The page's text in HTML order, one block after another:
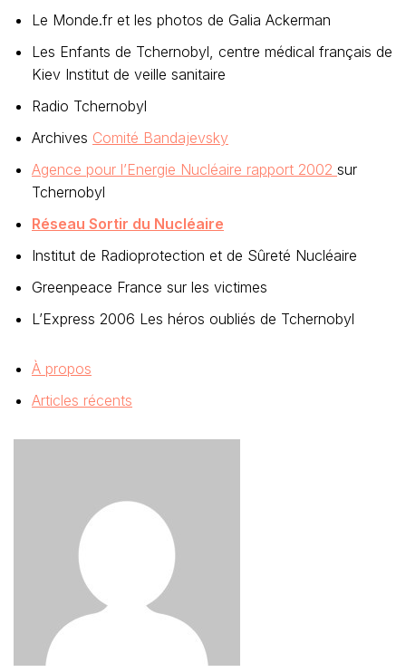
Le Monde.fr et les photos de Galia Ackerman
Les Enfants de Tchernobyl, centre médical français de
Kiev Institut de veille sanitaire
Radio Tchernobyl
Archives Comité Bandajevsky
Agence pour l’Energie Nucléaire rapport 2002 sur
Tchernobyl
Réseau Sortir du Nucléaire
Institut de Radioprotection et de Sûreté Nucléaire
Greenpeace France sur les victimes
L’Express 2006 Les héros oubliés de Tchernobyl
À propos
Articles récents